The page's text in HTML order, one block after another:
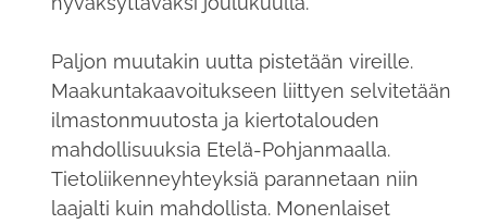
Paljon muutakin uutta pistetään vireille.
Maakuntakaavoitukseen liittyen selvitetään
ilmastonmuutosta ja kiertotalouden
mahdollisuuksia Etelä-Pohjanmaalla.
Tietoliikenneyhteyksiä parannetaan niin
laajalti kuin mahdollista. Monenlaiset